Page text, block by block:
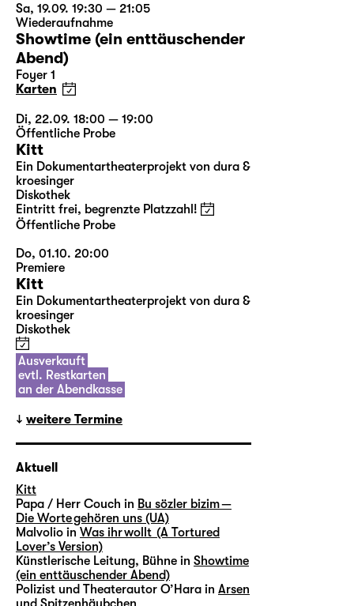
Sa, 19.09. 19:30 — 21:05
Wiederaufnahme
Showtime (ein enttäuschender
Abend)
Foyer 1
Karten
Di, 22.09. 18:00 — 19:00
Öffentliche Probe
Kitt
Ein Dokumentartheaterprojekt von dura &
kroesinger
Diskothek
Eintritt frei, begrenzte Platzzahl!
Öffentliche Probe
Do, 01.10. 20:00
Premiere
Kitt
Ein Dokumentartheaterprojekt von dura &
kroesinger
Diskothek
Ausverkauft
evtl. Restkarten
an der Abendkasse
weitere Termine
Aktuell
Kitt
Papa / Herr Couch in Bu sözler bizim —
Die Worte gehören uns (UA)
Malvolio in Was ihr wollt (A Tortured
Lover’s Version)
Künstlerische Leitung, Bühne in Showtime
(ein enttäuschender Abend)
Polizist und Theaterautor O’Hara in Arsen